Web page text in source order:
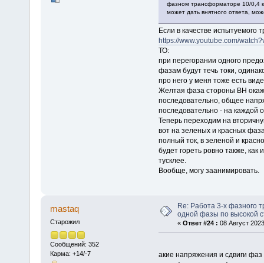
фазном трансформаторе 10/0,4
может дать внятного ответа,
Если в качестве испытуемого
https://www.youtube.com/
ТО:
при перегорании одного
фазам будут течь токи,
про него у меня тоже есть
Желтая фаза стороны ВН
последовательно, общее
последовательно - на каждой
Теперь переходим на
вот на зеленых и красных
полный ток, в зеленой и
будет гореть ровно также, как
тусклее.
Вообще, могу заанимировать.
mastaq
Старожил
Сообщений: 352
Карма: +14/-7
Re: Работа 3-х фазного
одной фазы по высокой
« Ответ #24 : 08 Август
акие напряжения и сдвиги